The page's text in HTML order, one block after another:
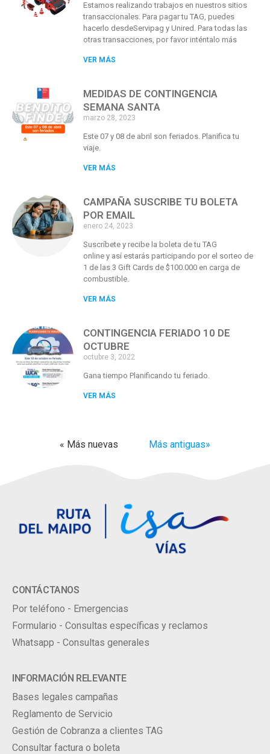
Estamos realizando trabajos en nuestros sitios
transaccionales. Para pagar tu TAG, puedes
hacerlo desdeServipag y Unired. Para todas las
otras transacciones, por favor inténtalo más
VER MÁS
MEDIDAS DE CONTINGENCIA
SEMANA SANTA
marzo 28, 2023
Este 07 y 08 de abril son feriados. Planifica tu
viaje.
VER MÁS
CAMPAÑA SUSCRIBE TU BOLETA
POR EMAIL
enero 24, 2023
Suscríbete y recibe la boleta de tu TAG
online y así estarás participando por el sorteo de
1 de las 3 Gift Cards de $100.000 en carga de
combustible.
VER MÁS
CONTINGENCIA FERIADO 10 DE
OCTUBRE
octubre 3, 2022
Gana tiempo Planificando tu feriado.
VER MÁS
« Más nuevas Más antiguas»
CONTÁCTANOS
Por teléfono - Emergencias
Formulario - Consultas específicas y reclamos
Whatsapp - Consultas generales
INFORMACIÓN RELEVANTE
Bases legales campañas
Reglamento de Servicio
Gestión de Cobranza a clientes TAG
Consultar factura o boleta